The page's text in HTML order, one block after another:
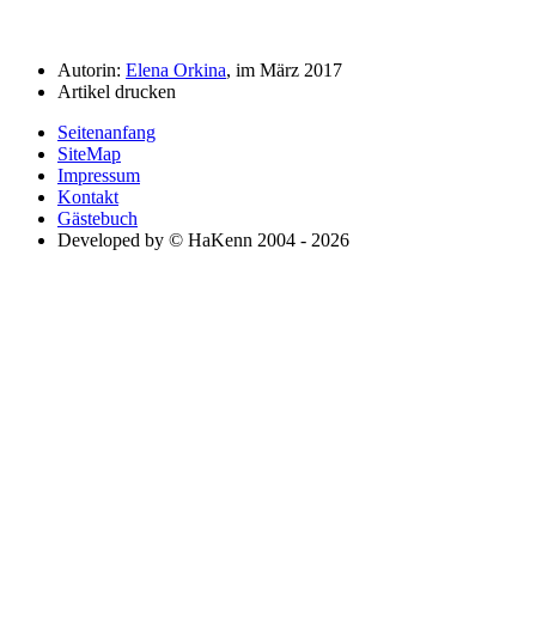
Autorin: Elena Orkina, im März 2017
Artikel drucken
Seitenanfang
SiteMap
Impressum
Kontakt
Gästebuch
Developed by © HaKenn 2004 - 2026